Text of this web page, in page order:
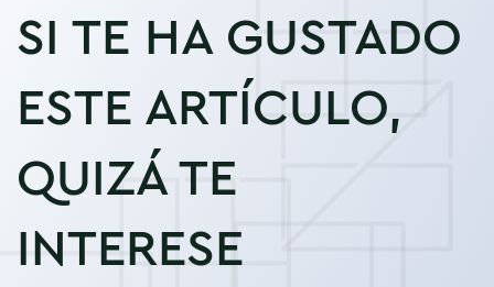
SI TE HA GUSTADO
ESTE ARTÍCULO,
QUIZÁ TE
INTERESE